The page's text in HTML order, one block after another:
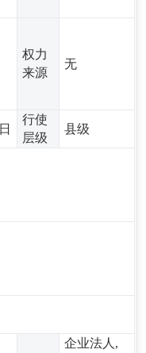
权力
来源
无
行使
层级
县级
企业法人,